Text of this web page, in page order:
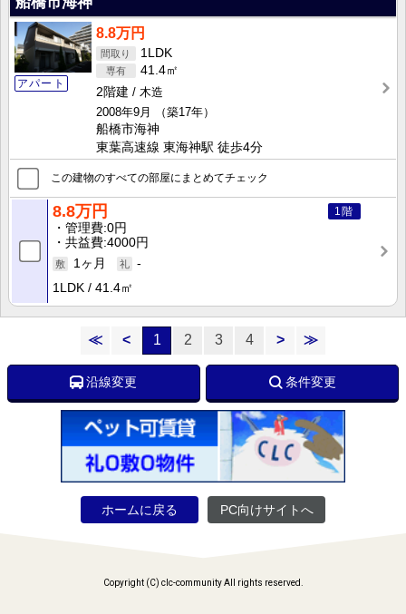
アパート
8.8万円
1LDK
41.4㎡
2階建
木造
2008年9月
（築17年）
船橋市海神
東葉高速線 東海神駅 徒歩4分
この建物のすべての部屋にまとめてチェック
1階
8.8万円
管理費 0円
共益費 4000円
1ヶ月
-
1LDK
41.4㎡
≪ < 1 2 3 4 > ≫
沿線変更 条件変更
ホームに戻る PC向けサイトへ
Copyright (C) clc-community All rights reserved.